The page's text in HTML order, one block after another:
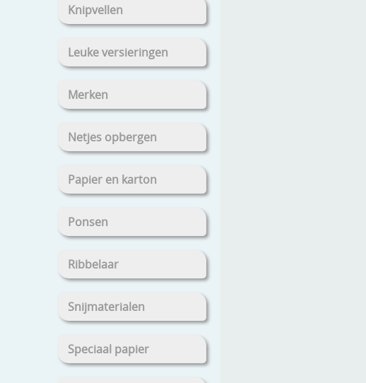
Knipvellen
Leuke versieringen
Merken
Netjes opbergen
Papier en karton
Ponsen
Ribbelaar
Snijmaterialen
Speciaal papier